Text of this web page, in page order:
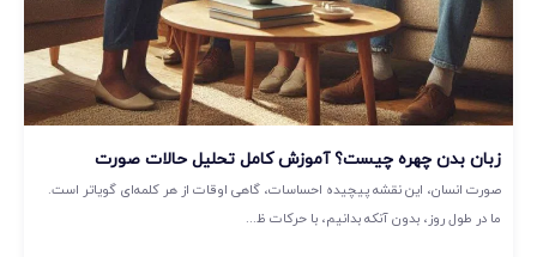
زبان بدن چهره چیست؟ آموزش کامل تحلیل حالات صورت
صورت انسان، این نقشه پیچیده احساسات، گاهی اوقات از هر کلمه‌ای گویاتر است.
ما در طول روز، بدون آنکه بدانیم، با حرکات ظ...